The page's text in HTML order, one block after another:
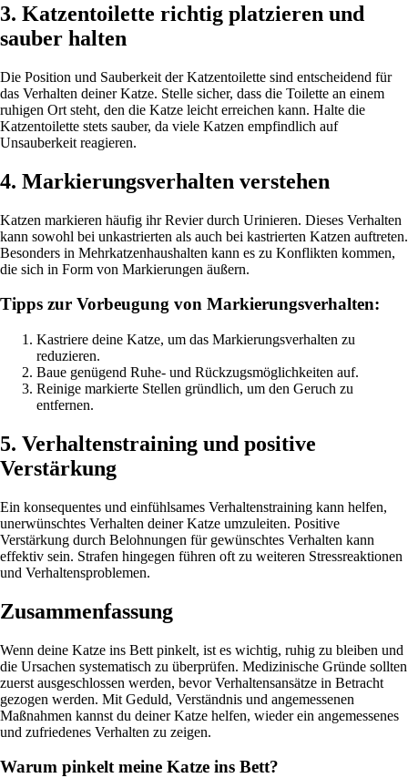
3. Katzentoilette richtig platzieren und
sauber halten
Die Position und Sauberkeit der Katzentoilette sind entscheidend für
das Verhalten deiner Katze. Stelle sicher, dass die Toilette an einem
ruhigen Ort steht, den die Katze leicht erreichen kann. Halte die
Katzentoilette stets sauber, da viele Katzen empfindlich auf
Unsauberkeit reagieren.
4. Markierungsverhalten verstehen
Katzen markieren häufig ihr Revier durch Urinieren. Dieses Verhalten
kann sowohl bei unkastrierten als auch bei kastrierten Katzen auftreten.
Besonders in Mehrkatzenhaushalten kann es zu Konflikten kommen,
die sich in Form von Markierungen äußern.
Tipps zur Vorbeugung von Markierungsverhalten:
Kastriere deine Katze, um das Markierungsverhalten zu
reduzieren.
Baue genügend Ruhe- und Rückzugsmöglichkeiten auf.
Reinige markierte Stellen gründlich, um den Geruch zu
entfernen.
5. Verhaltenstraining und positive
Verstärkung
Ein konsequentes und einfühlsames Verhaltenstraining kann helfen,
unerwünschtes Verhalten deiner Katze umzuleiten. Positive
Verstärkung durch Belohnungen für gewünschtes Verhalten kann
effektiv sein. Strafen hingegen führen oft zu weiteren Stressreaktionen
und Verhaltensproblemen.
Zusammenfassung
Wenn deine Katze ins Bett pinkelt, ist es wichtig, ruhig zu bleiben und
die Ursachen systematisch zu überprüfen. Medizinische Gründe sollten
zuerst ausgeschlossen werden, bevor Verhaltensansätze in Betracht
gezogen werden. Mit Geduld, Verständnis und angemessenen
Maßnahmen kannst du deiner Katze helfen, wieder ein angemessenes
und zufriedenes Verhalten zu zeigen.
Warum pinkelt meine Katze ins Bett?